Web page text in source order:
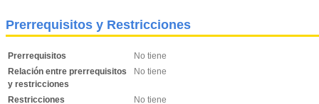
Prerrequisitos y Restricciones
Prerrequisitos
No tiene
Relación entre prerrequisitos
y restricciones
No tiene
Restricciones No tiene